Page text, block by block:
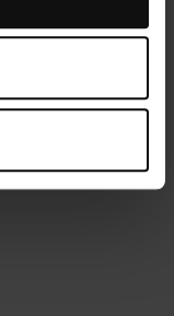
zu Werbe- und
Daten
geschäftlichen